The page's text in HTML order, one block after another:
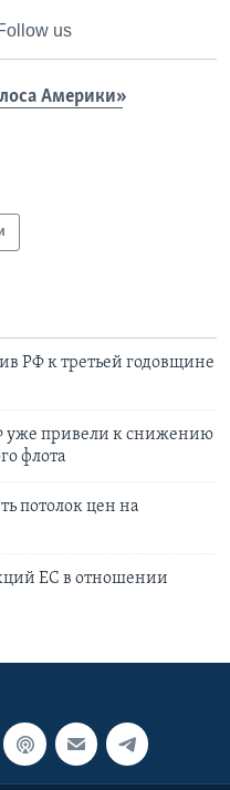
us
Америки»
РФ к третьей годовщине
уже привели к снижению
флота
потолок цен на
ЕС в отношении